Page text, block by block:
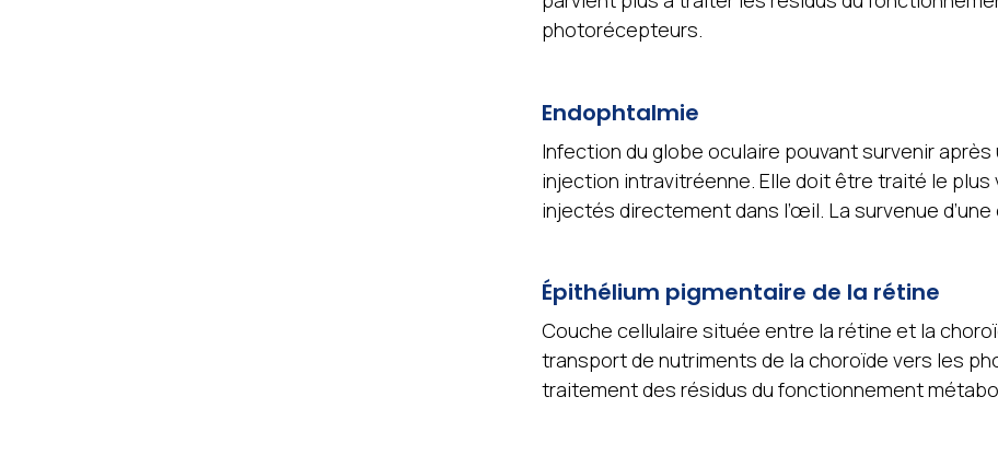
photorécepteurs.
Endophtalmie
Infection du globe oculaire pouvant survenir
injection intravitréenne. Elle doit être traité le
injectés directement dans l’œil. La survenue
Épithélium pigmentaire de la rétine
Couche cellulaire située entre la rétine et la
transport de nutriments de la choroïde vers les
traitement des résidus du fonctionnement